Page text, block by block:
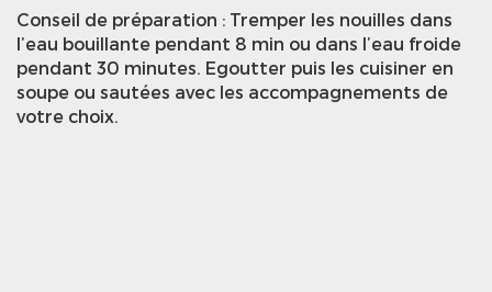
Conseil de préparation : Tremper les nouilles dans
l’eau bouillante pendant 8 min ou dans l’eau froide
pendant 30 minutes. Egoutter puis les cuisiner en
soupe ou sautées avec les accompagnements de
votre choix.